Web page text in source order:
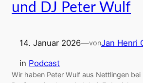
und DJ Peter Wulf
14. Januar 2026—vonJan Henri
in Podcast
Wir haben Peter Wulf aus Nettlingen bei